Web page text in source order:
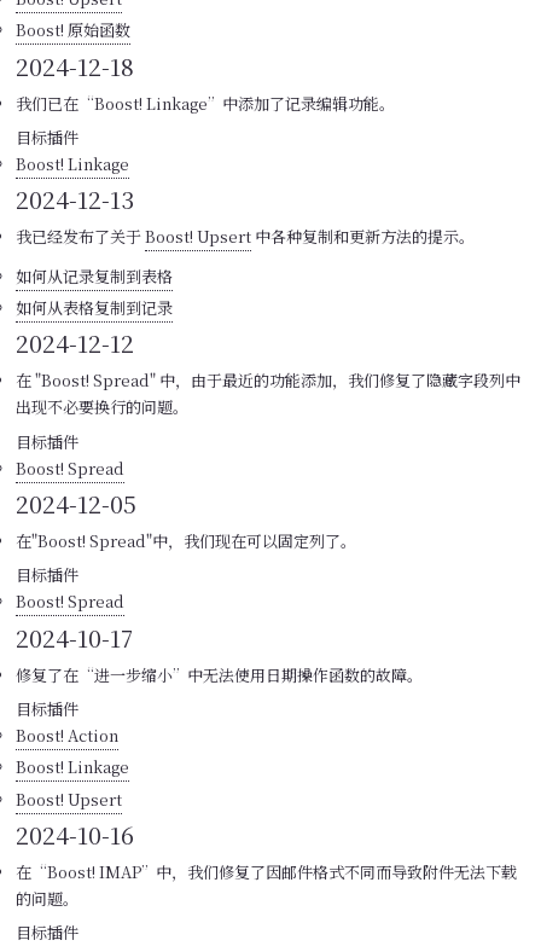
Boost! 原始函数
2024-12-18
我们已在“Boost! Linkage”中添加了记录编辑功能。
目标插件
Boost! Linkage
2024-12-13
我已经发布了关于Boost! Upsert 中各种复制和更新方法的提示。
如何从记录复制到表格
如何从表格复制到记录
2024-12-12
在 "Boost! Spread" 中，由于最近的功能添加，我们修复了隐藏字段列中
出现不必要换行的问题。
目标插件
Boost! Spread
2024-12-05
在"Boost! Spread"中，我们现在可以固定列了。
目标插件
Boost! Spread
2024-10-17
修复了在“进一步缩小”中无法使用日期操作函数的故障。
目标插件
Boost! Action
Boost! Linkage
Boost! Upsert
2024-10-16
在“Boost! IMAP”中，我们修复了因邮件格式不同而导致附件无法下载
的问题。
目标插件